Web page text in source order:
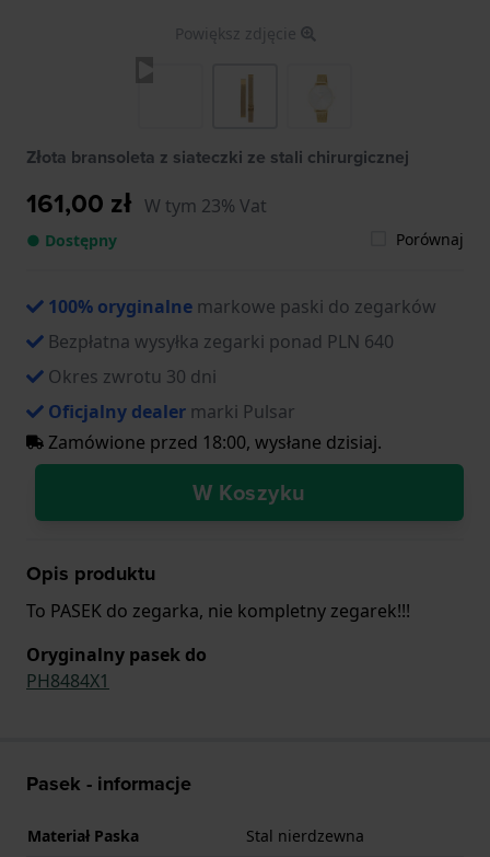
Powiększ zdjęcie
Złota bransoleta z siateczki ze stali chirurgicznej
161,00 zł W tym 23% Vat
● Dostępny Porównaj
100% oryginalne markowe paski do zegarków
Bezpłatna wysyłka zegarki ponad PLN 640
Okres zwrotu 30 dni
Oficjalny dealer marki Pulsar
Zamówione przed 18:00, wysłane dzisiaj.
W Koszyku
Opis produktu
To PASEK do zegarka, nie kompletny zegarek!!!
Oryginalny pasek do
PH8484X1
Pasek - informacje
Materiał Paska
Stal nierdzewna